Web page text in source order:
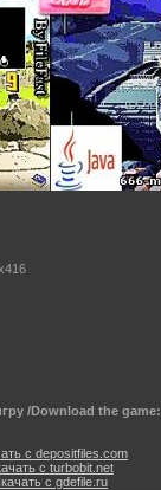
/Download the game:
с depositfiles.com
с turbobit.net
с gdefile.ru